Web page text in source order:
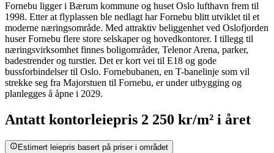
Fornebu ligger i Bærum kommune og huset Oslo lufthavn frem til
1998. Etter at flyplassen ble nedlagt har Fornebu blitt utviklet til et
moderne næringsområde. Med attraktiv beliggenhet ved Oslofjorden
huser Fornebu flere store selskaper og hovedkontorer. I tillegg til
næringsvirksomhet finnes boligområder, Telenor Arena, parker,
badestrender og turstier. Det er kort vei til E18 og gode
bussforbindelser til Oslo. Fornebubanen, en T-banelinje som vil
strekke seg fra Majorstuen til Fornebu, er under utbygging og
planlegges å åpne i 2029.
Antatt kontorleiepris 2 250 kr/m² i året
Estimert leiepris basert på priser i området